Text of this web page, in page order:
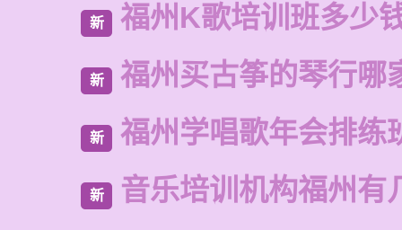
新 福州K歌培训班多少
新 福州买古筝的琴行哪
新 福州学唱歌年会排练
新 音乐培训机构福州有